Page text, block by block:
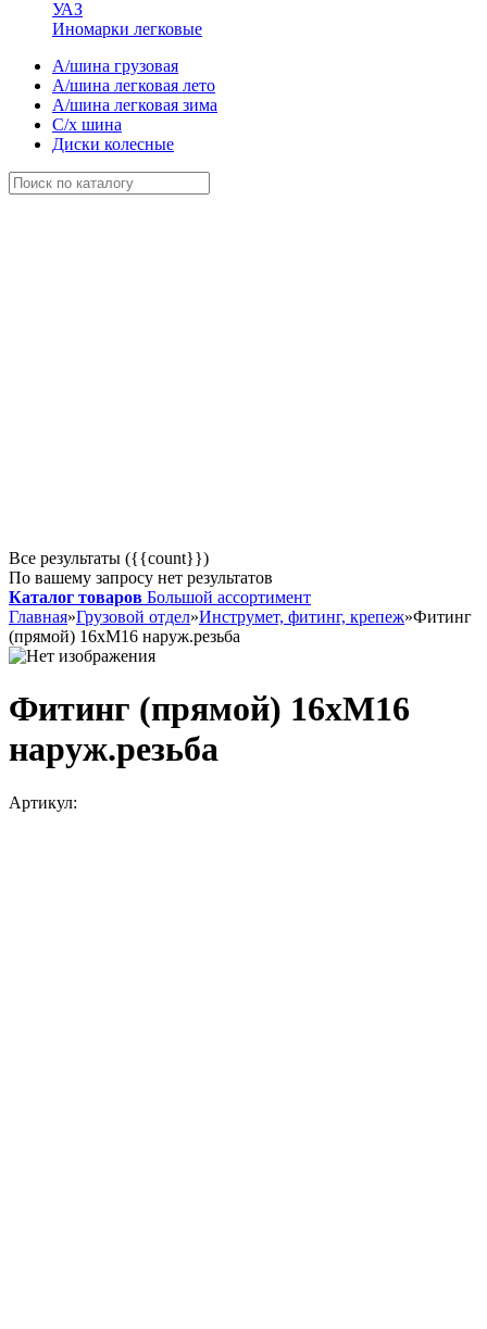
УАЗ
Иномарки легковые
А/шина грузовая
А/шина легковая лето
А/шина легковая зима
С/х шина
Диски колесные
Все результаты ({{count}})
По вашему запросу нет результатов
Каталог товаров Большой ассортимент
Главная»Грузовой отдел»Инструмет, фитинг, крепеж»Фитинг
(прямой) 16хМ16 наруж.резьба
Фитинг (прямой) 16хМ16
наруж.резьба
Артикул: